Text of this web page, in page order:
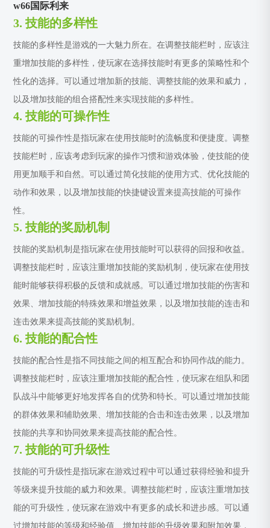
w66国际利来
3. 技能的多样性
技能的多样性是游戏的一大魅力所在。在调整技能栏时，应该注
重增加技能的多样性，使玩家在选择技能时有更多的策略性和个
性化的选择。可以通过增加新的技能、调整技能的效果和威力，
以及增加技能的组合搭配性来实现技能的多样性。
4. 技能的可操作性
技能的可操作性是指玩家在使用技能时的流畅度和便捷度。调整
技能栏时，应该考虑到玩家的操作习惯和游戏体验，使技能的使
用更加顺手和自然。可以通过简化技能的使用方式、优化技能的
动作和效果，以及增加技能的快捷键设置来提高技能的可操作
性。
5. 技能的奖励机制
技能的奖励机制是指玩家在使用技能时可以获得的回报和收益。
调整技能栏时，应该注重增加技能的奖励机制，使玩家在使用技
能时能够获得积极的反馈和成就感。可以通过增加技能的伤害和
效果、增加技能的特殊效果和增益效果，以及增加技能的连击和
连击效果来提高技能的奖励机制。
6. 技能的配合性
技能的配合性是指不同技能之间的相互配合和协同作战的能力。
调整技能栏时，应该注重增加技能的配合性，使玩家在组队和团
队战斗中能够更好地发挥各自的优势和特长。可以通过增加技能
的群体效果和辅助效果、增加技能的合击和连击效果，以及增加
技能的共享和协同效果来提高技能的配合性。
7. 技能的可升级性
技能的可升级性是指玩家在游戏过程中可以通过获得经验和提升
等级来提升技能的威力和效果。调整技能栏时，应该注重增加技
能的可升级性，使玩家在游戏中有更多的成长和进步感。可以通
过增加技能的等级和经验值、增加技能的升级效果和附加效果，